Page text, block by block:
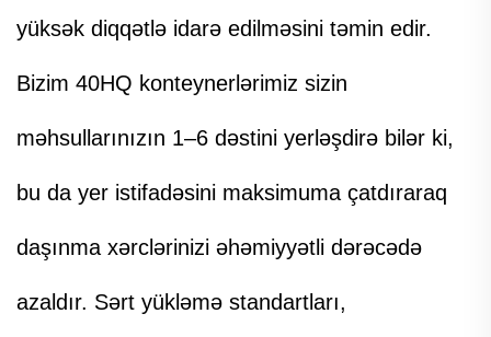
yüksək diqqətlə idarə edilməsini təmin edir.
Bizim 40HQ konteynerlərimiz sizin
məhsullarınızın 1–6 dəstini yerləşdirə bilər ki,
bu da yer istifadəsini maksimuma çatdıraraq
daşınma xərclərinizi əhəmiyyətli dərəcədə
azaldır. Sərt yükləmə standartları,